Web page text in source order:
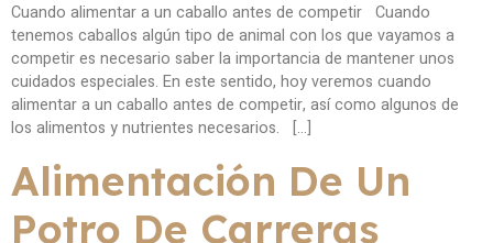
Cuando alimentar a un caballo antes de competir Cuando
tenemos caballos algún tipo de animal con los que vayamos a
competir es necesario saber la importancia de mantener unos
cuidados especiales. En este sentido, hoy veremos cuando
alimentar a un caballo antes de competir, así como algunos de
los alimentos y nutrientes necesarios. […]
Alimentación De Un
Potro De Carreras